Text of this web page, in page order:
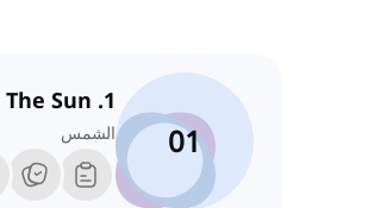
01
1. The Sun
الشمس